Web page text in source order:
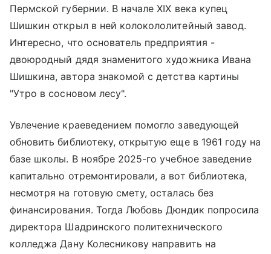
Пермской губернии. В начале XIX века купец
Шишкин открыл в ней колокололитейный завод.
Интересно, что основатель предприятия -
двоюродный дядя знаменитого художника Ивана
Шишкина, автора знакомой с детства картины
"Утро в сосновом лесу".
Увлечение краеведением помогло заведующей
обновить библиотеку, открытую еще в 1961 году на
базе школы. В ноябре 2025-го учебное заведение
капитально отремонтировали, а вот библиотека,
несмотря на готовую смету, осталась без
финансирования. Тогда Любовь Дюндик попросила
директора Шадринского политехнического
колледжа Дану Колесникову направить на